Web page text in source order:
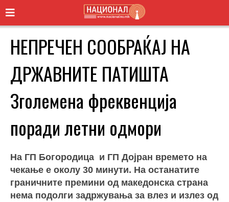
НЕПРЕЧЕН СООБРАЌАЈ НА
ДРЖАВНИТЕ ПАТИШТА
Зголемена фреквенција
поради летни одмори
На ГП Богородица и ГП Дојран времето на
чекање е околу 30 минути. На останатите
граничните премини од македонска страна
нема подолги задржувања за влез и излез од